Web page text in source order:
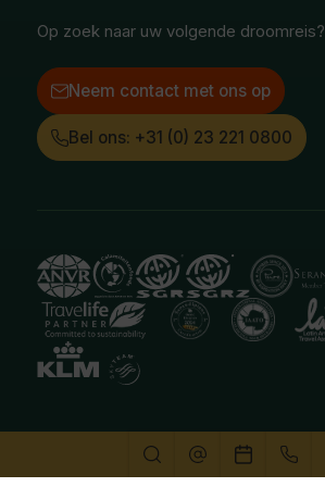
Op zoek naar uw volgende droomreis?
Neem contact met ons op
Bel ons: +31 (0) 23 221 0800